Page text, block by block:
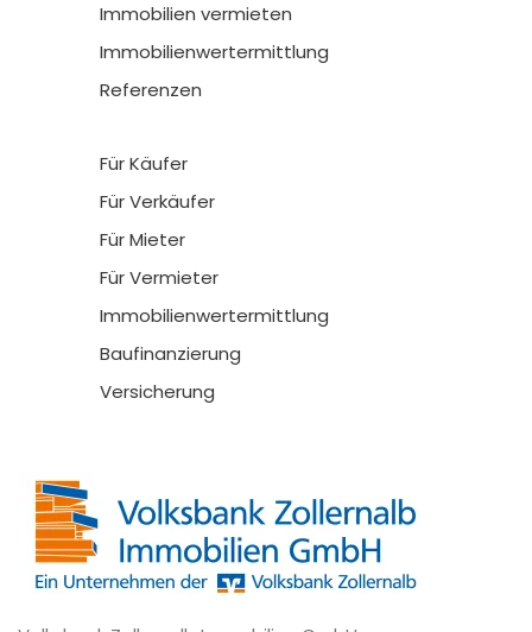
Immobilien vermieten
Immobilienwertermittlung
Referenzen
Für Käufer
Für Verkäufer
Für Mieter
Für Vermieter
Immobilienwertermittlung
Baufinanzierung
Versicherung